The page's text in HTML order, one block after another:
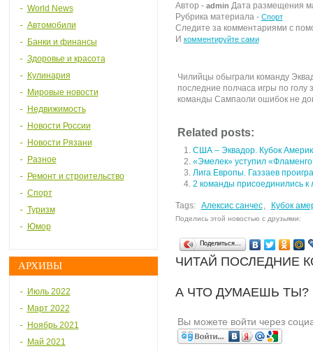
World News
Автомобили
Банки и финансы
Здоровье и красота
Кулинария
Мировые новости
Недвижимость
Новости России
Новости Рязани
Разное
Ремонт и строительство
Спорт
Туризм
Юмор
АРХИВЫ
Июль 2022
Март 2022
Ноябрь 2021
Май 2021
Автор - admin Дата размещения
Рубрика материала - Спорт
Следите за комментариями с
И комментируйте сами
Чилийцы обыграли команду
последние полчаса игры по
команды Сампаоли ошибок не
Related posts:
США – Эквадор. Кубок
«Эмелек» уступил
Лига Европы. Газзаев
2 команды присоединились к
Tags: Алексис санчес, Кубок
Поделись этой новостью с друзьями:
Поделиться…
ЧИТАЙ ПОСЛЕДНИЕ
А ЧТО ДУМАЕШЬ
Вы можете войти через